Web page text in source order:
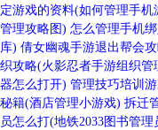
任何弹窗、气泡等方式
定游戏的资料(如何管理手机
管理攻略图) 怎么管理手机
库) 倩女幽魂手游退出帮会
织攻略(火影忍者手游组织管
器怎么打开) 管理技巧培训
秘籍(酒店管理小游戏) 拆迁
员怎么打(地铁2033图书管